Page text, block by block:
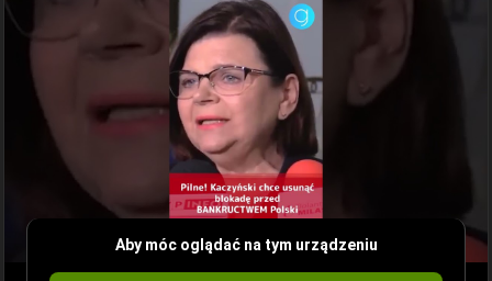
Aby móc oglądać na tym urządzeniu